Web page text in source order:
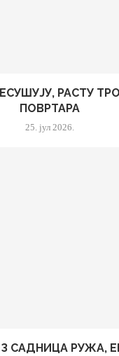
РАСТУ
ПОВРТАРА
25. јул 2026.
САДНИЦА РУЖА,